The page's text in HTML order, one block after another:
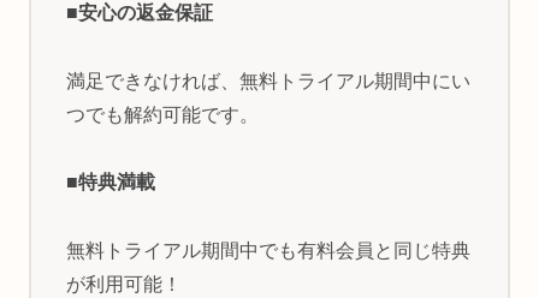
■安心の返金保証
満足できなければ、無料トライアル期間中にい
つでも解約可能です。
■特典満載
無料トライアル期間中でも有料会員と同じ特典
が利用可能！